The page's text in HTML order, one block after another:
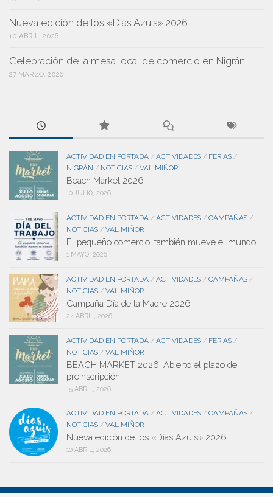
Nueva edición de los «Días Azuis» 2026
10 ABRIL, 2026
Celebración de la mesa local de comercio en Nigrán
27 MARZO, 2026
ACTIVIDAD EN PORTADA / ACTIVIDADES / FERIAS /
NIGRÁN / NOTICIAS / VAL MIÑOR
Beach Market 2026
10 JULIO, 2026
ACTIVIDAD EN PORTADA / ACTIVIDADES / CAMPAÑAS /
NOTICIAS / VAL MIÑOR
El pequeño comercio, también mueve el mundo.
1 MAYO, 2026
ACTIVIDAD EN PORTADA / ACTIVIDADES / CAMPAÑAS /
NOTICIAS / VAL MIÑOR
Campaña Día de la Madre 2026
24 ABRIL, 2026
ACTIVIDAD EN PORTADA / ACTIVIDADES / FERIAS /
NOTICIAS / VAL MIÑOR
BEACH MARKET 2026: Abierto el plazo de
preinscripción
15 ABRIL, 2026
ACTIVIDAD EN PORTADA / ACTIVIDADES / CAMPAÑAS /
NOTICIAS / VAL MIÑOR
Nueva edición de los «Días Azuis» 2026
10 ABRIL, 2026